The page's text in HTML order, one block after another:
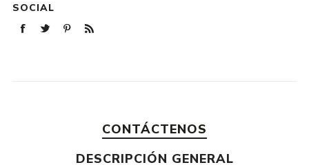
SOCIAL
CONTÁCTENOS
DESCRIPCIÓN GENERAL